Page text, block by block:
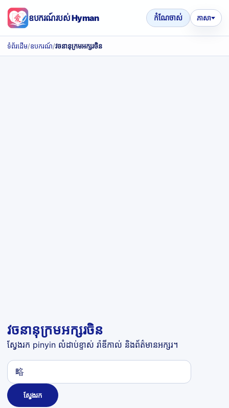
ឧបករណ៍របស់ Hyman កំណែចាស់ ភាសា
ទំព័រដើម/ឧបករណ៍/វចនានុក្រមអក្សរចិន
វចនានុក្រមអក្សរចិន
ស្វែងរក pinyin លំដាប់ខ្ទាស់ រ៉ាឌីកាល់ និងព័ត៌មានអក្សរ។
ស្វែងរក